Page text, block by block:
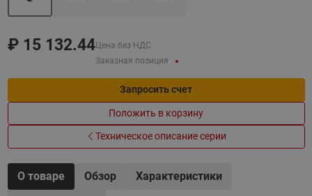
₽ 15 132.44Цена без НДС
Заказная позиция
Запросить счет
Положить в корзину
Техническое описание серии
О товаре Обзор
Характеристики